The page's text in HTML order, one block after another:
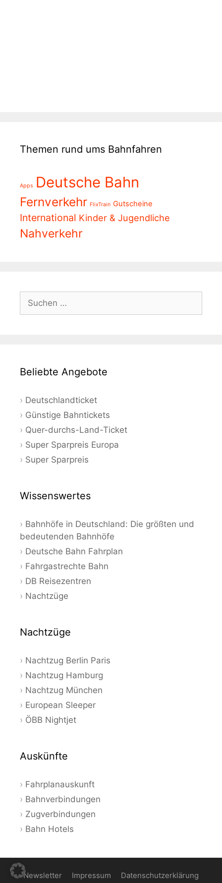
Themen rund ums Bahnfahren
Apps Deutsche Bahn
Fernverkehr FlixTrain Gutscheine
International Kinder & Jugendliche
Nahverkehr
nach:
Beliebte Angebote
Deutschlandticket
Günstige Bahntickets
Quer-durchs-Land-Ticket
Super Sparpreis Europa
Super Sparpreis
Wissenswertes
Bahnhöfe in Deutschland: Die größten und
bedeutenden Bahnhöfe
Deutsche Bahn Fahrplan
Fahrgastrechte Bahn
DB Reisezentren
Nachtzüge
Nachtzüge
Nachtzug Berlin Paris
Nachtzug Hamburg
Nachtzug München
European Sleeper
ÖBB Nightjet
Auskünfte
Fahrplanauskunft
Bahnverbindungen
Zugverbindungen
Bahn Hotels
Newsletter Impressum Datenschutzerklärung